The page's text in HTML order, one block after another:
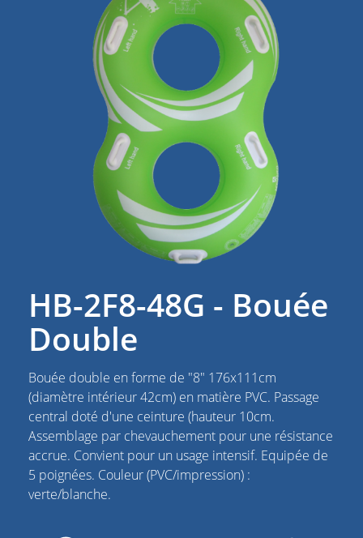
HB-2F8-48G - Bouée
Double
Bouée double en forme de "8" 176x111cm
(diamètre intérieur 42cm) en matière PVC. Passage
central doté d'une ceinture (hauteur 10cm.
Assemblage par chevauchement pour une résistance
accrue. Convient pour un usage intensif. Equipée de
5 poignées. Couleur (PVC/impression) :
verte/blanche.